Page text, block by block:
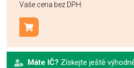
Vaše cena bez DPH:
Přidat do košíku
Máte IČ? Získejte ještě